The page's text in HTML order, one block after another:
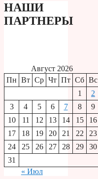
НАШИ
ПАРТНЕРЫ
Август 2026
Пн Вт Ср Чт Пт Сб Вс
1
2
3
4 5 6 7 8
9
10
11 12 13 14 15
16
17
18 19 20 21 22
23
24
25 26 27 28 29
30
31
« Июл